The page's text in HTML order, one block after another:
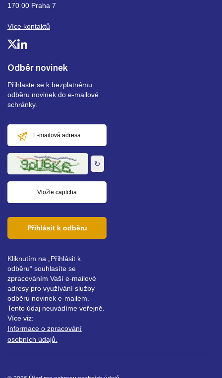
Odběr novinek
Přihlaste se k bezplatnému
odběru novinek do e-mailové
schránky.
mailová
adresa
↻
Přihlásit k odběru
Kliknutím na „Přihlásit k
odběru“ souhlasíte se
zpracováním Vaší e-mailové
adresy pro využívání služby
odběru novinek e-mailem.
Tento údaj neuvádíme veřejně.
Více viz:
Informace o zpracování
osobních údajů.
170 00 Praha 7
Více kontaktů